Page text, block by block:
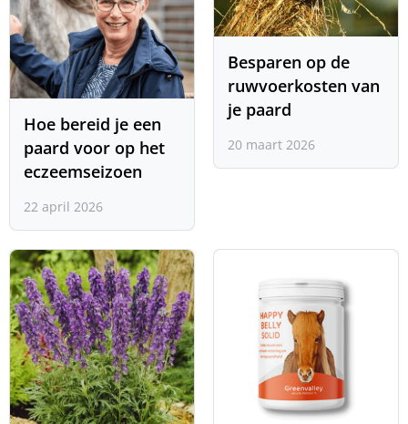
Hoe bereid je een
paard voor op het
eczeemseizoen
22 april 2026
Besparen op de
ruwvoerkosten van
je paard
20 maart 2026